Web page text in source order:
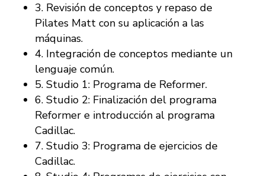
3. Revisión de conceptos y repaso de
Pilates Matt con su aplicación a las
máquinas.
4. Integración de conceptos mediante un
lenguaje común.
5. Studio 1: Programa de Reformer.
6. Studio 2: Finalización del programa
Reformer e introducción al programa
Cadillac.
7. Studio 3: Programa de ejercicios de
Cadillac.